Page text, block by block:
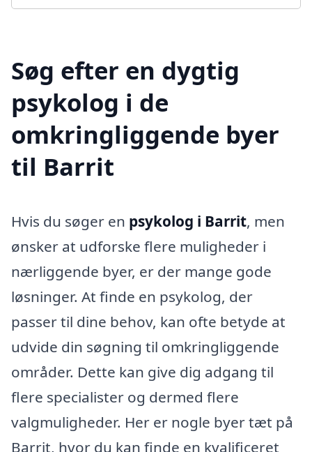
Søg efter en dygtig
psykolog i de
omkringliggende byer
til Barrit
Hvis du søger en psykolog i Barrit, men
ønsker at udforske flere muligheder i
nærliggende byer, er der mange gode
løsninger. At finde en psykolog, der
passer til dine behov, kan ofte betyde at
udvide din søgning til omkringliggende
områder. Dette kan give dig adgang til
flere specialister og dermed flere
valgmuligheder. Her er nogle byer tæt på
Barrit, hvor du kan finde en kvalificeret